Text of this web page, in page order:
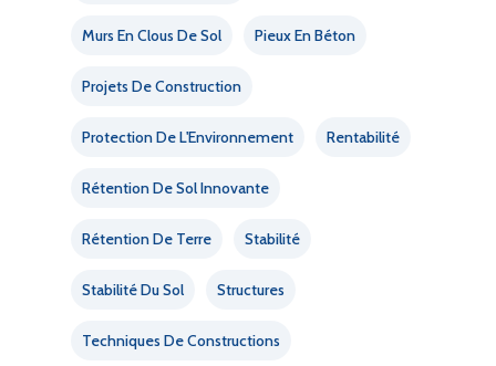
Murs En Clous De Sol Pieux En Béton
Projets De Construction
Protection De L'Environnement Rentabilité
Rétention De Sol Innovante
Rétention De Terre Stabilité
Stabilité Du Sol Structures
Techniques De Constructions